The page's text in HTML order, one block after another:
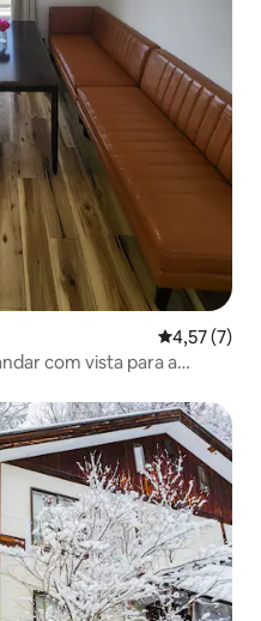
4,57 de
4,57 (7)
com vista para a